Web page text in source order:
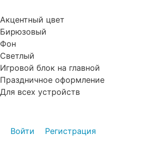
Акцентный цвет
Бирюзовый
Фон
Светлый
Игровой блок на главной
Праздничное оформление
Для всех устройств
Войти
Регистрация